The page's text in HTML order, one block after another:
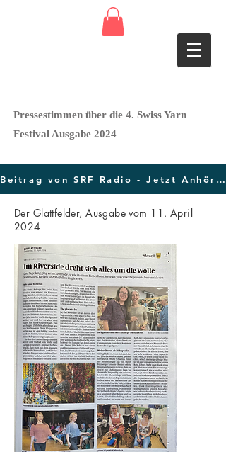
Unsere Projekte
Pressestimmen über die 4. Swiss Yarn
Festival Ausgabe 2024
Beitrag von SRF Radio - Jetzt Anhören -
Der Glattfelder, Ausgabe vom 11. April
2024